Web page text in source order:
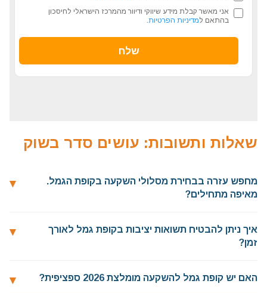
אני מאשר קבלת מידע שיווקי ודיוור מהמרכז הישראלי לחיסכון
בהתאם למדיניות הפרטיות.
שאלות ותשובות: עושים סדר בשוק
מחפש עזרה בבחירת מסלולי השקעה בקופת הגמל.
מאיפה מתחילים?
איך ניתן להבטיח תשואות יציבות בקופת גמל לאורך
זמן?
האם יש קופת גמל להשקעה מומלצת 2026 ספציפית?